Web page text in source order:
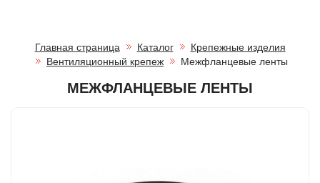
Главная страница Каталог
Крепежные изделия
Вентиляционный крепеж
Межфланцевые ленты
МЕЖФЛАНЦЕВЫЕ ЛЕНТЫ